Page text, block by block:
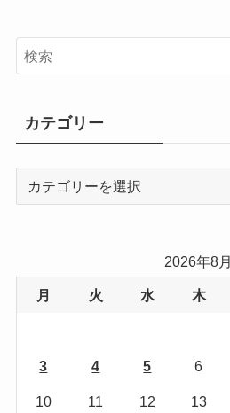
カテゴリー
2026年8月
月 火 水 木
3 4 5 6
10 11 12 13